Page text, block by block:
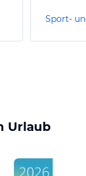
Sport-
Urlaub